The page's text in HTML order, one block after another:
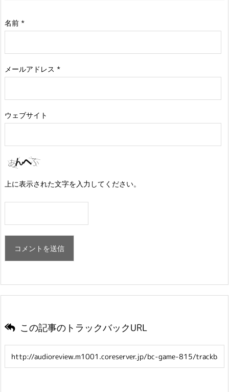
名前 *
メールアドレス *
ウェブサイト
上に表示された文字を入力してください。
この記事のトラックバックURL